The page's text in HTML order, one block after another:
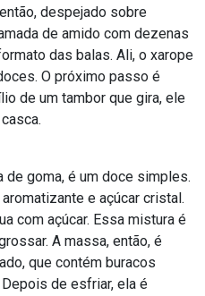
despejado sobre
de amido com dezenas
das balas. Ali, o xarope
O próximo passo é
de um tambor que gira, ele
de goma, é um doce simples.
e açúcar cristal.
com açúcar. Essa mistura é
A massa, então, é
que contém buracos
de esfriar, ela é